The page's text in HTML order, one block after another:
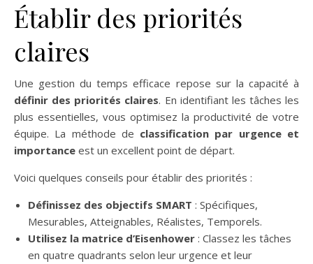
Établir des priorités
claires
Une gestion du temps efficace repose sur la capacité à
définir des priorités claires. En identifiant les tâches les
plus essentielles, vous optimisez la productivité de votre
équipe. La méthode de classification par urgence et
importance est un excellent point de départ.
Voici quelques conseils pour établir des priorités :
Définissez des objectifs SMART : Spécifiques,
Mesurables, Atteignables, Réalistes, Temporels.
Utilisez la matrice d’Eisenhower : Classez les tâches
en quatre quadrants selon leur urgence et leur